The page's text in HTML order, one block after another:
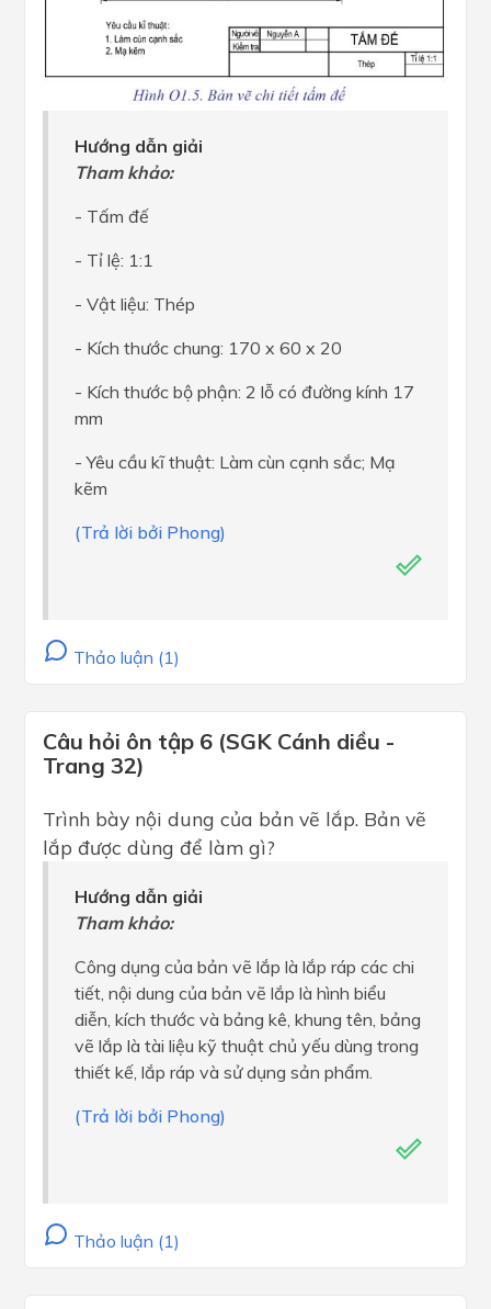
Hướng dẫn giải
Tham khảo:
- Tấm đế
- Tỉ lệ: 1:1
- Vật liệu: Thép
- Kích thước chung: 170 x 60 x 20
- Kích thước bộ phận: 2 lỗ có đường kính 17
mm
- Yêu cầu kĩ thuật: Làm cùn cạnh sắc; Mạ
kẽm
(Trả lời bởi Phong)
Thảo luận (1)
Câu hỏi ôn tập 6 (SGK Cánh diều -
Trang 32)
Trình bày nội dung của bản vẽ lắp. Bản vẽ
lắp được dùng để làm gì?
Hướng dẫn giải
Tham khảo:
Công dụng của bản vẽ lắp là lắp ráp các chi
tiết, nội dung của bản vẽ lắp là hình biểu
diễn, kích thước và bảng kê, khung tên, bảng
vẽ lắp là tài liệu kỹ thuật chủ yếu dùng trong
thiết kế, lắp ráp và sử dụng sản phẩm.
(Trả lời bởi Phong)
Thảo luận (1)